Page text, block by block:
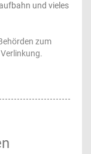
und vieles
zum